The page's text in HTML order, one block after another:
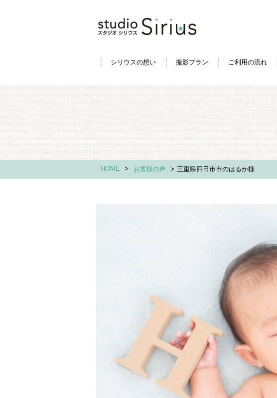
シリウスの想い 撮影プラン ご利用の流れ
HOME > お客様の声 > 三重県四日市市のはるか様